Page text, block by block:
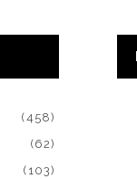
(458)
(62)
(103)